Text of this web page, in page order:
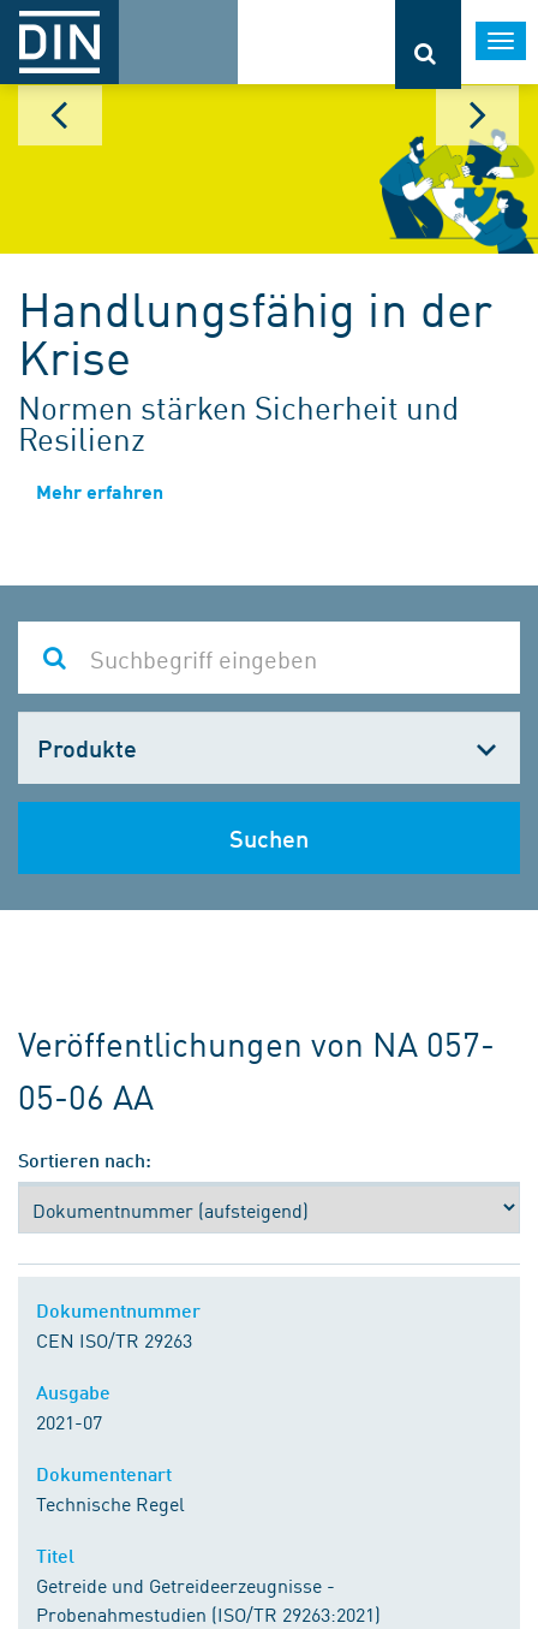
Handlungsfähig in der
Krise
Normen stärken Sicherheit und
Resilienz
Mehr erfahren
wählen
Suchen
Veröffentlichungen von NA 057-
05-06 AA
Sortieren nach:
CEN ISO/TR 29263
2021-07
Technische Regel
Getreide und Getreideerzeugnisse -
Probenahmestudien (ISO/TR 29263:2021)